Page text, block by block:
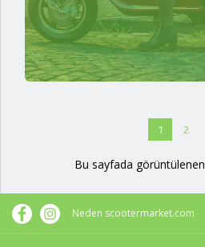
1 2
Bu sayfada görüntülenen
Neden scootermarket.com